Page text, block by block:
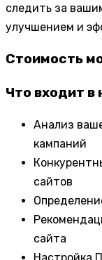
следить за
улучшением и
Стоимость
Что входит в
Анализ
кампаний
сайтов
сайта